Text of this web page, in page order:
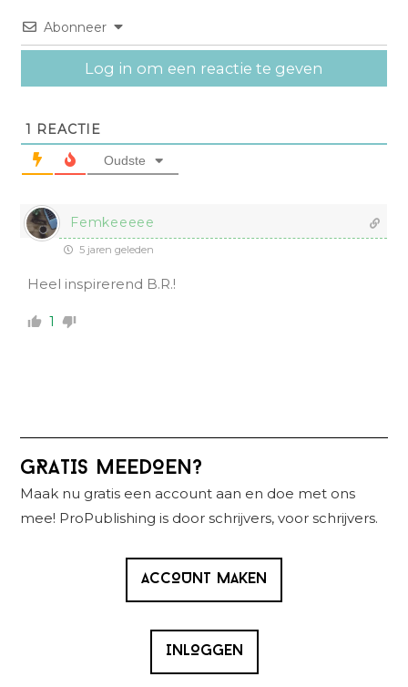
Abonneer
Log in om een reactie te geven
1 REACTIE
Oudste
Femkeeeee
5 jaren geleden
Heel inspirerend B.R.!
1
Primaire
Sidebar
GRATIS MEEDOEN?
Maak nu gratis een account aan en doe met ons
mee! ProPublishing is door schrijvers, voor schrijvers.
ACCOUNT MAKEN
INLOGGEN